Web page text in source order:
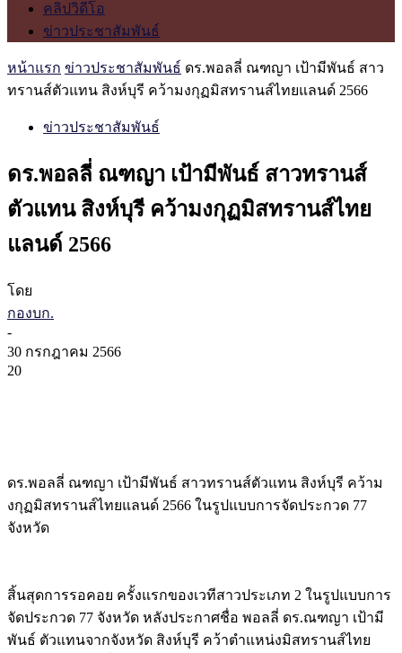
คลิปวิดีโอ
ข่าวประชาสัมพันธ์
หน้าแรก ข่าวประชาสัมพันธ์ ดร.พอลลี่ ณฑญา เป้ามีพันธ์ สาว
ทรานส์ตัวแทน สิงห์บุรี คว้ามงกุฏมิสทรานส์ไทยแลนด์ 2566
ข่าวประชาสัมพันธ์
ดร.พอลลี่ ณฑญา เป้ามีพันธ์ สาวทรานส์
ตัวแทน สิงห์บุรี คว้ามงกุฏมิสทรานส์ไทย
แลนด์ 2566
โดย
กองบก.
-
30 กรกฎาคม 2566
20
ดร.พอลลี่ ณฑญา เป้ามีพันธ์ สาวทรานส์ตัวแทน สิงห์บุรี คว้าม
งกุฏมิสทรานส์ไทยแลนด์ 2566 ในรูปแบบการจัดประกวด 77
จังหวัด
สิ้นสุดการรอคอย ครั้งแรกของเวทีสาวประเภท 2 ในรูปแบบการ
จัดประกวด 77 จังหวัด หลังประกาศชื่อ พอลลี่ ดร.ณฑญา เป้ามี
พันธ์ ตัวแทนจากจังหวัด สิงห์บุรี คว้าตำแหน่งมิสทรานส์ไทย